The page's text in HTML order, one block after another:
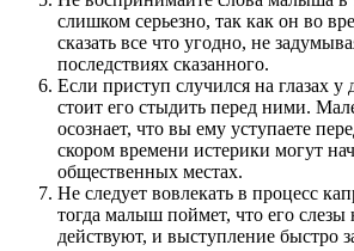
слишком серьезно, так как он во
сказать все что угодно, не
последствиях сказанного.
Если приступ случился на глазах
стоит его стыдить перед ними.
осознает, что вы ему уступаете
скором времени истерики могут
общественных местах.
Не следует вовлекать в процесс
тогда малыш поймет, что его слезы
действуют, и выступление быстро